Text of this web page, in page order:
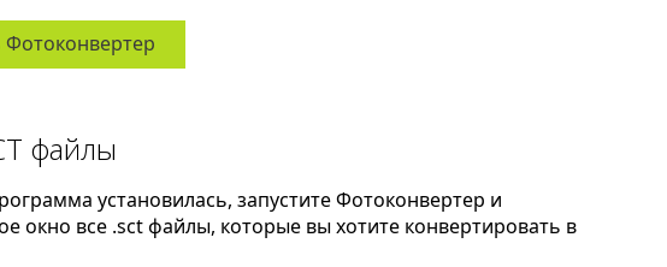
Фотоконвертер
файлы
установилась, запустите Фотоконвертер и
окно все .sct файлы, которые вы хотите конвертировать в